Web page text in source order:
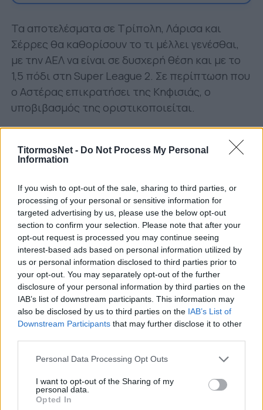
TitormosNet - Do Not Process My Personal
Information
If you wish to opt-out of the sale, sharing to third parties, or
processing of your personal or sensitive information for
targeted advertising by us, please use the below opt-out
section to confirm your selection. Please note that after your
opt-out request is processed you may continue seeing
interest-based ads based on personal information utilized by
us or personal information disclosed to third parties prior to
your opt-out. You may separately opt-out of the further
disclosure of your personal information by third parties on the
IAB’s list of downstream participants. This information may
also be disclosed by us to third parties on the IAB’s List of
Downstream Participants that may further disclose it to other
Personal Data Processing Opt Outs
I want to opt-out of the Sharing of my
personal data.
Opted In
Τα αποτελέσματα σε Τρίπολη, Λάρισα και
Σέρρες θα καθορίσουν το τι μέλλει γενέσθαι,
με την ΑΕΛ να είναι σε δυσχερή θέση και με το
1,5 πόδι στη Super League 2. Σε περίπτωση που
ο Αστέρας επικρατήσει της Κηφισιάς, ο
υποβιβασμός της οριστικοποιείται.
Σε δύσκολη θέση και ο Πανσερραϊκός, που είναι
στο -4 από τον Αστέρα. Για να ελπίζει θέλει
«στραβοπάτημά» του και δεδομένα νίκη επί
Αναλυτικά το πρόγραμμα και η βαθμολογία: